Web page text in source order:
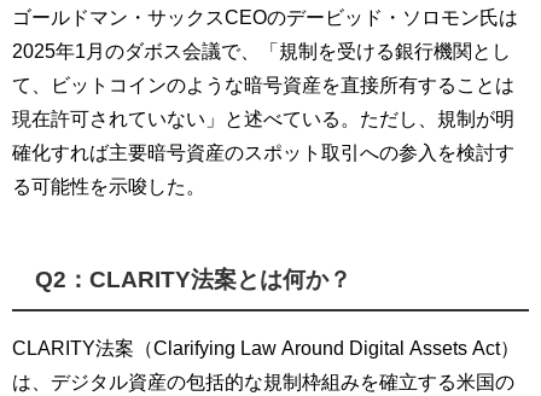
ゴールドマン・サックスCEOのデービッド・ソロモン氏は
2025年1月のダボス会議で、「規制を受ける銀行機関とし
て、ビットコインのような暗号資産を直接所有することは
現在許可されていない」と述べている。ただし、規制が明
確化すれば主要暗号資産のスポット取引への参入を検討す
る可能性を示唆した。
Q2：CLARITY法案とは何か？
CLARITY法案（Clarifying Law Around Digital Assets Act）
は、デジタル資産の包括的な規制枠組みを確立する米国の